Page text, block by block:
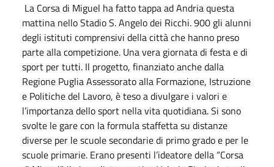
La Corsa di Miguel ha fatto tappa ad Andria questa
mattina nello Stadio S. Angelo dei Ricchi. 900 gli alunni
degli istituti comprensivi della città che hanno preso
parte alla competizione. Una vera giornata di festa e di
sport per tutti. Il progetto, finanziato anche dalla
Regione Puglia Assessorato alla Formazione, Istruzione
e Politiche del Lavoro, è teso a divulgare i valori e
l’importanza dello sport nella vita quotidiana. Si sono
svolte le gare con la formula staffetta su distanze
diverse per le scuole secondarie di primo grado e per le
scuole primarie. Erano presenti l’ideatore della “Corsa